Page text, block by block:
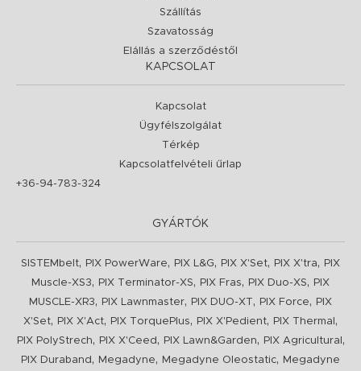
Szállítás
Szavatosság
Elállás a szerződéstől
KAPCSOLAT
Kapcsolat
Ügyfélszolgálat
Térkép
Kapcsolatfelvételi űrlap
+36-94-783-324
GYÁRTÓK
SISTEMbelt, PIX PowerWare, PIX L&G, PIX X'Set, PIX X'tra,
PIX
Muscle-XS3, PIX Terminator-XS, PIX Fras, PIX Duo-XS,
PIX
MUSCLE-XR3, PIX Lawnmaster, PIX DUO-XT , PIX Force,
PIX
X'Set, PIX X'Act, PIX TorquePlus, PIX X'Pedient, PIX Thermal ,
PIX PolyStrech, PIX X'Ceed , PIX Lawn&Garden, PIX Agricultural ,
PIX Duraband , Megadyne, Megadyne Oleostatic,
Megadyne